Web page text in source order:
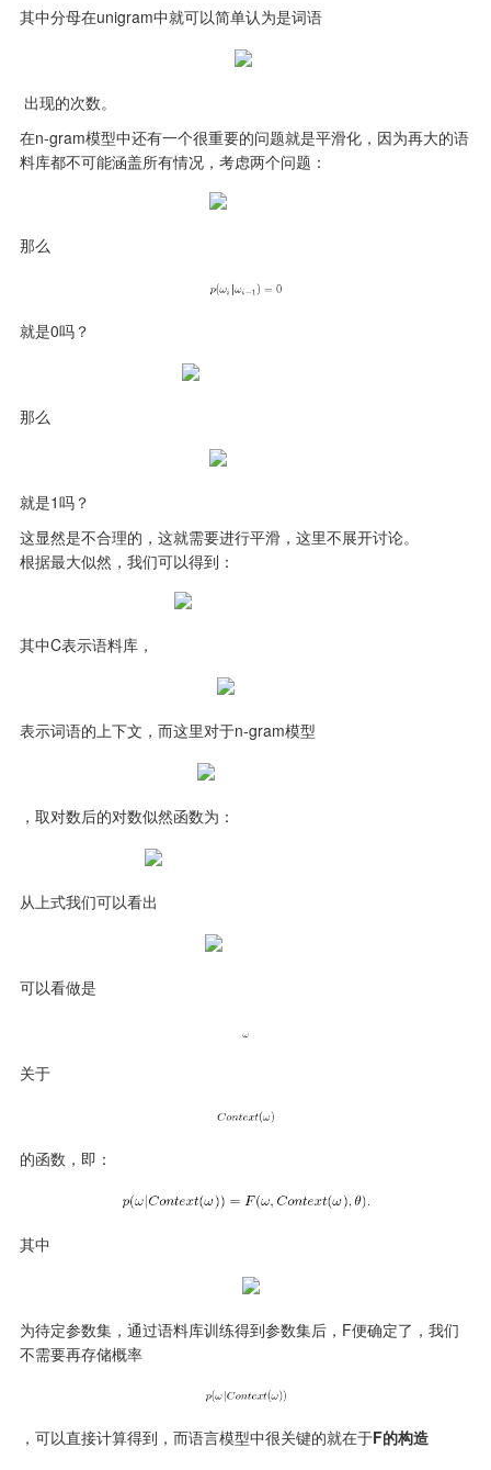
其中分母在unigram中就可以简单认为是词语
出现的次数。
在n-gram模型中还有一个很重要的问题就是平滑化，因为再大的语
料库都不可能涵盖所有情况，考虑两个问题：
那么
那么
就是1吗？
这显然是不合理的，这就需要进行平滑，这里不展开讨论。
根据最大似然，我们可以得到：
其中C表示语料库，
表示词语的上下文，而这里对于n-gram模型
，取对数后的对数似然函数为：
从上式我们可以看出
可以看做是
关于
的函数，即：
其中
为待定参数集，通过语料库训练得到参数集后，F便确定了，我们
不需要再存储概率
，可以直接计算得到，而语言模型中很关键的就在于F的构造